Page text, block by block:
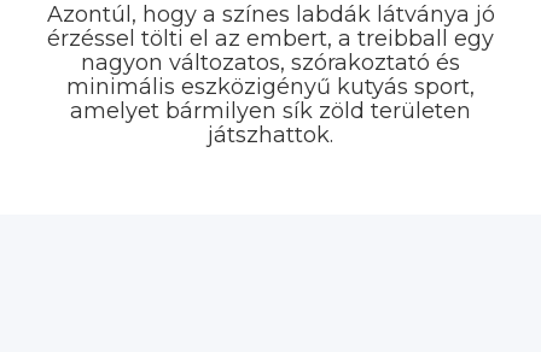
Azontúl, hogy a színes labdák látványa jó
érzéssel tölti el az embert, a treibball egy
nagyon változatos, szórakoztató és
minimális eszközigényű kutyás sport,
amelyet bármilyen sík zöld területen
játszhattok.